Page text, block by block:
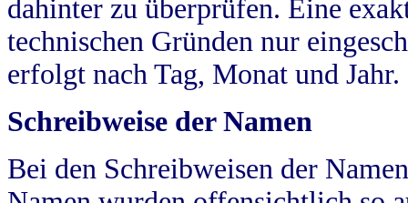
dahinter zu überprüfen. Eine
technischen Gründen nur
erfolgt nach Tag, Monat und Jahr.
Schreibweise der Namen
Bei den Schreibweisen der